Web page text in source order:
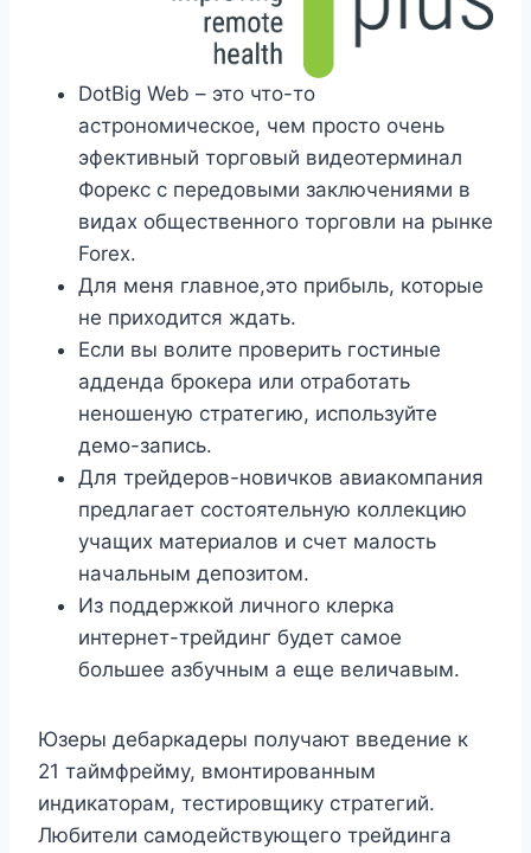
DotBig Web – это что-то
астрономическое, чем просто очень
эфективный торговый видеотерминал
Форекс с передовыми заключениями в
видах общественного торговли на рынке
Forex.
Для меня главное,это прибыль, которые
не приходится ждать.
Если вы волите проверить гостиные
адденда брокера или отработать
неношеную стратегию, используйте
демо-запись.
Для трейдеров-новичков авиакомпания
предлагает состоятельную коллекцию
учащих материалов и счет малость
начальным депозитом.
Из поддержкой личного клерка
интернет-трейдинг будет самое
большее азбучным а еще величавым.
Юзеры дебаркадеры получают введение к
21 таймфрейму, вмонтированным
индикаторам, тестировщику стратегий.
Любители самодействующего трейдинга